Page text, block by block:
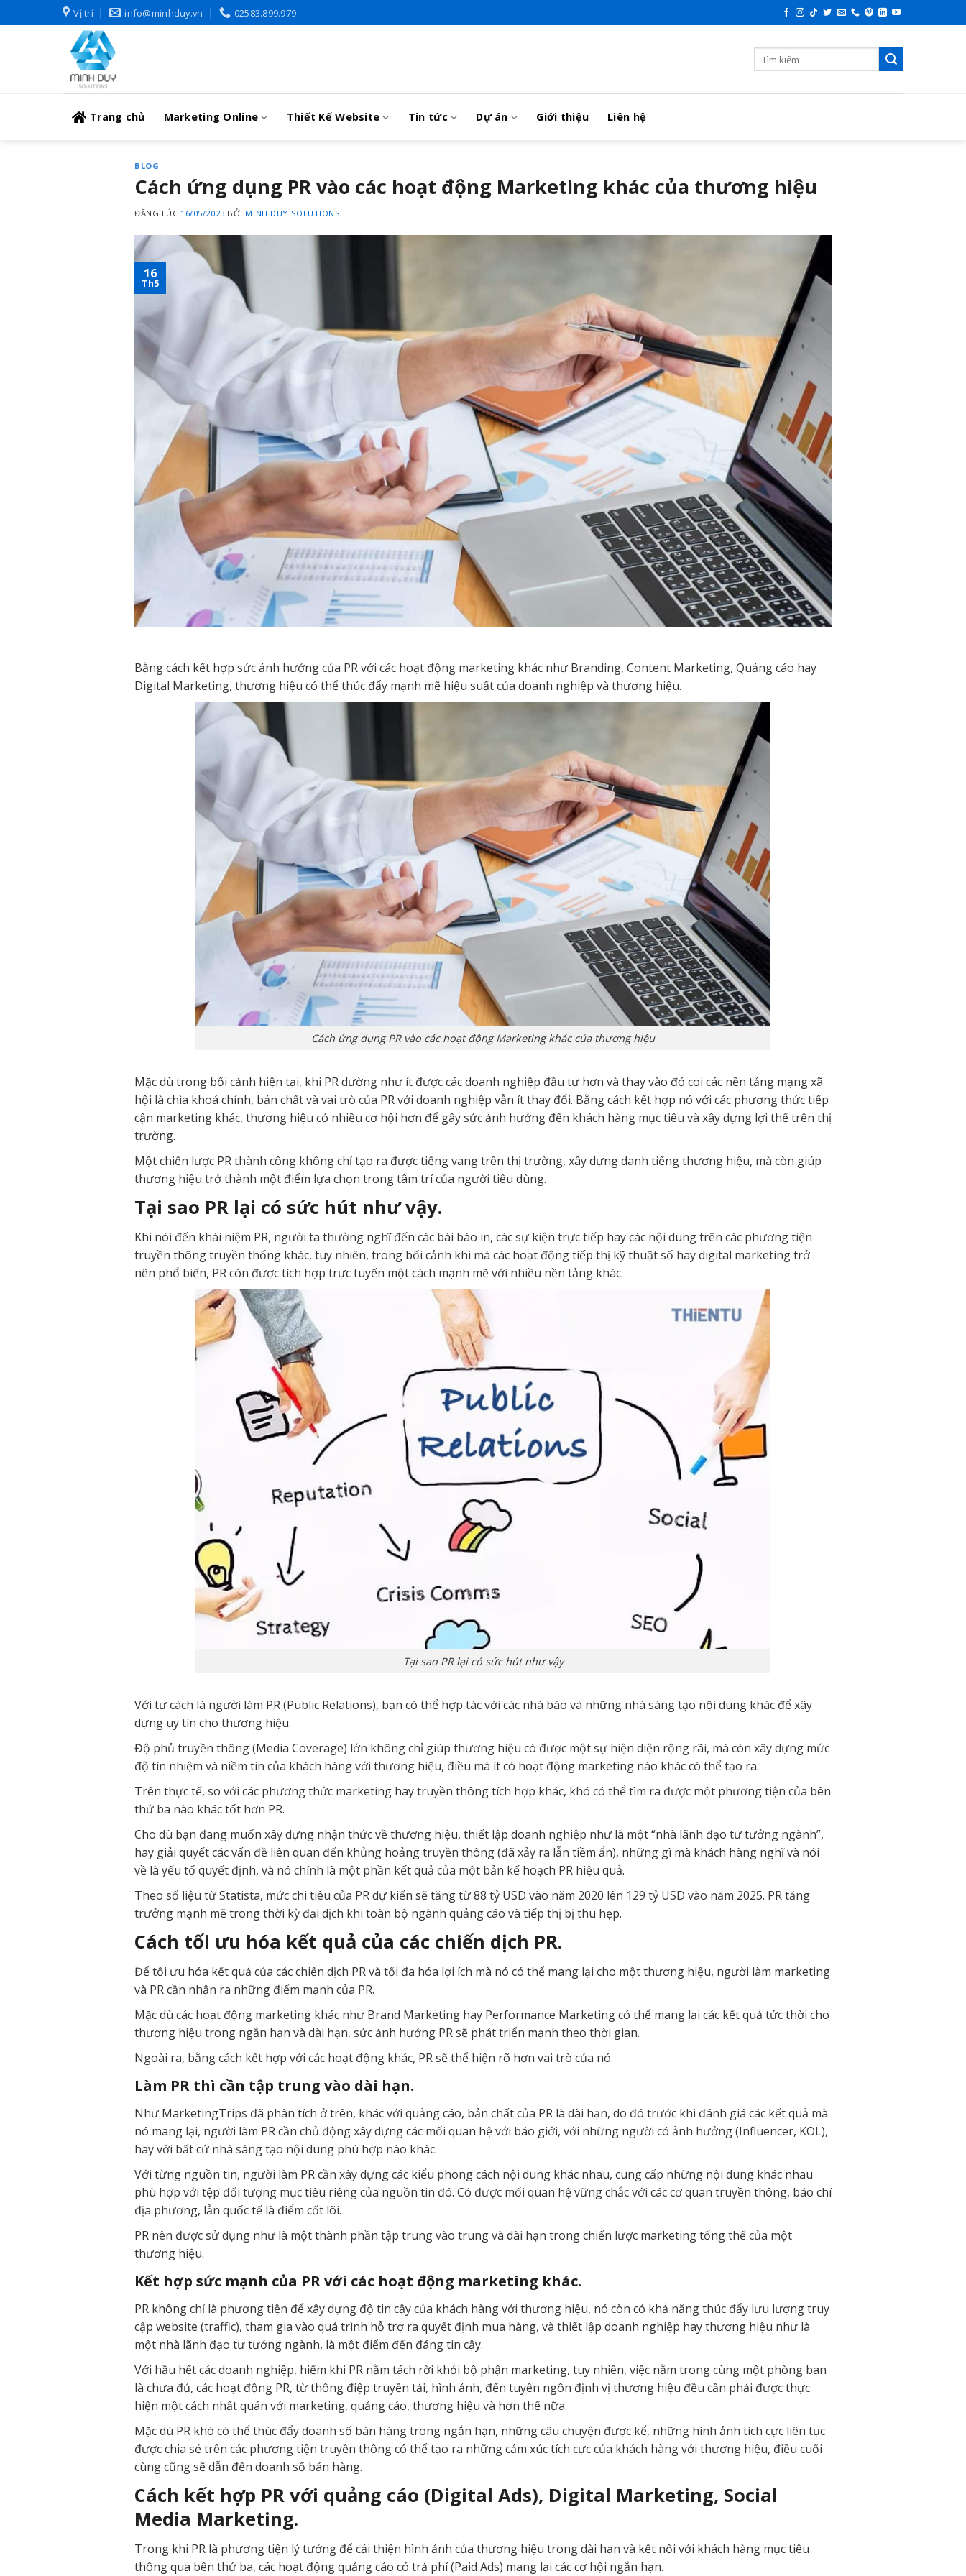
to
Vị trí info@minhduy.vn 02583.899.979
Trang chủ Marketing Online Thiết Kế Website Tin tức Dự án Giới thiệu Liên hệ
BLOG
Cách ứng dụng PR vào các hoạt động Marketing khác của thương hiệu
ĐĂNG LÚC 16/05/2023 BỞI MINH DUY SOLUTIONS
16
Th5
Bằng cách kết hợp sức ảnh hưởng của PR với các hoạt động marketing khác như Branding, Content Marketing, Quảng cáo hay
Digital Marketing, thương hiệu có thể thúc đẩy mạnh mẽ hiệu suất của doanh nghiệp và thương hiệu.
Cách ứng dụng PR vào các hoạt động Marketing khác của thương hiệu
Mặc dù trong bối cảnh hiện tại, khi PR dường như ít được các doanh nghiệp đầu tư hơn và thay vào đó coi các nền tảng mạng xã
hội là chìa khoá chính, bản chất và vai trò của PR với doanh nghiệp vẫn ít thay đổi. Bằng cách kết hợp nó với các phương thức tiếp
cận marketing khác, thương hiệu có nhiều cơ hội hơn để gây sức ảnh hưởng đến khách hàng mục tiêu và xây dựng lợi thế trên thị
trường.
Một chiến lược PR thành công không chỉ tạo ra được tiếng vang trên thị trường, xây dựng danh tiếng thương hiệu, mà còn giúp
thương hiệu trở thành một điểm lựa chọn trong tâm trí của người tiêu dùng.
Tại sao PR lại có sức hút như vậy.
Khi nói đến khái niệm PR, người ta thường nghĩ đến các bài báo in, các sự kiện trực tiếp hay các nội dung trên các phương tiện
truyền thông truyền thống khác, tuy nhiên, trong bối cảnh khi mà các hoạt động tiếp thị kỹ thuật số hay digital marketing trở
nên phổ biến, PR còn được tích hợp trực tuyến một cách mạnh mẽ với nhiều nền tảng khác.
Tại sao PR lại có sức hút như vậy
Với tư cách là người làm PR (Public Relations), bạn có thể hợp tác với các nhà báo và những nhà sáng tạo nội dung khác để xây
dựng uy tín cho thương hiệu.
Độ phủ truyền thông (Media Coverage) lớn không chỉ giúp thương hiệu có được một sự hiện diện rộng rãi, mà còn xây dựng mức
độ tín nhiệm và niềm tin của khách hàng với thương hiệu, điều mà ít có hoạt động marketing nào khác có thể tạo ra.
Trên thực tế, so với các phương thức marketing hay truyền thông tích hợp khác, khó có thể tìm ra được một phương tiện của bên
thứ ba nào khác tốt hơn PR.
Cho dù bạn đang muốn xây dựng nhận thức về thương hiệu, thiết lập doanh nghiệp như là một “nhà lãnh đạo tư tưởng ngành”,
hay giải quyết các vấn đề liên quan đến khủng hoảng truyền thông (đã xảy ra lẫn tiềm ẩn), những gì mà khách hàng nghĩ và nói
về là yếu tố quyết định, và nó chính là một phần kết quả của một bản kế hoạch PR hiệu quả.
Theo số liệu từ Statista, mức chi tiêu của PR dự kiến sẽ tăng từ 88 tỷ USD vào năm 2020 lên 129 tỷ USD vào năm 2025. PR tăng
trưởng mạnh mẽ trong thời kỳ đại dịch khi toàn bộ ngành quảng cáo và tiếp thị bị thu hẹp.
Cách tối ưu hóa kết quả của các chiến dịch PR.
Để tối ưu hóa kết quả của các chiến dịch PR và tối đa hóa lợi ích mà nó có thể mang lại cho một thương hiệu, người làm marketing
và PR cần nhận ra những điểm mạnh của PR.
Mặc dù các hoạt động marketing khác như Brand Marketing hay Performance Marketing có thể mang lại các kết quả tức thời cho
thương hiệu trong ngắn hạn và dài hạn, sức ảnh hưởng PR sẽ phát triển mạnh theo thời gian.
Ngoài ra, bằng cách kết hợp với các hoạt động khác, PR sẽ thể hiện rõ hơn vai trò của nó.
Làm PR thì cần tập trung vào dài hạn.
Như MarketingTrips đã phân tích ở trên, khác với quảng cáo, bản chất của PR là dài hạn, do đó trước khi đánh giá các kết quả mà
nó mang lại, người làm PR cần chủ động xây dựng các mối quan hệ với báo giới, với những người có ảnh hưởng (Influencer, KOL),
hay với bất cứ nhà sáng tạo nội dung phù hợp nào khác.
Với từng nguồn tin, người làm PR cần xây dựng các kiểu phong cách nội dung khác nhau, cung cấp những nội dung khác nhau
phù hợp với tệp đối tượng mục tiêu riêng của nguồn tin đó. Có được mối quan hệ vững chắc với các cơ quan truyền thông, báo chí
địa phương, lẫn quốc tế là điểm cốt lõi.
PR nên được sử dụng như là một thành phần tập trung vào trung và dài hạn trong chiến lược marketing tổng thể của một
thương hiệu.
Kết hợp sức mạnh của PR với các hoạt động marketing khác.
PR không chỉ là phương tiện để xây dựng độ tin cậy của khách hàng với thương hiệu, nó còn có khả năng thúc đẩy lưu lượng truy
cập website (traffic), tham gia vào quá trình hỗ trợ ra quyết định mua hàng, và thiết lập doanh nghiệp hay thương hiệu như là
một nhà lãnh đạo tư tưởng ngành, là một điểm đến đáng tin cậy.
Với hầu hết các doanh nghiệp, hiếm khi PR nằm tách rời khỏi bộ phận marketing, tuy nhiên, việc nằm trong cùng một phòng ban
là chưa đủ, các hoạt động PR, từ thông điệp truyền tải, hình ảnh, đến tuyên ngôn định vị thương hiệu đều cần phải được thực
hiện một cách nhất quán với marketing, quảng cáo, thương hiệu và hơn thế nữa.
Mặc dù PR khó có thể thúc đẩy doanh số bán hàng trong ngắn hạn, những câu chuyện được kể, những hình ảnh tích cực liên tục
được chia sẻ trên các phương tiện truyền thông có thể tạo ra những cảm xúc tích cực của khách hàng với thương hiệu, điều cuối
cùng cũng sẽ dẫn đến doanh số bán hàng.
Cách kết hợp PR với quảng cáo (Digital Ads), Digital Marketing, Social
Media Marketing.
Trong khi PR là phương tiện lý tưởng để cải thiện hình ảnh của thương hiệu trong dài hạn và kết nối với khách hàng mục tiêu
thông qua bên thứ ba, các hoạt động quảng cáo có trả phí (Paid Ads) mang lại các cơ hội ngắn hạn.